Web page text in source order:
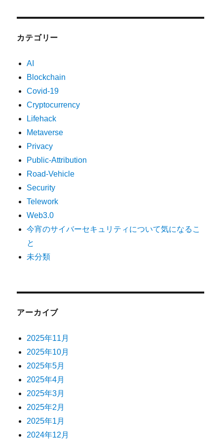
カテゴリー
AI
Blockchain
Covid-19
Cryptocurrency
Lifehack
Metaverse
Privacy
Public-Attribution
Road-Vehicle
Security
Telework
Web3.0
今宵のサイバーセキュリティについて気になるこ
と
未分類
アーカイブ
2025年11月
2025年10月
2025年5月
2025年4月
2025年3月
2025年2月
2025年1月
2024年12月